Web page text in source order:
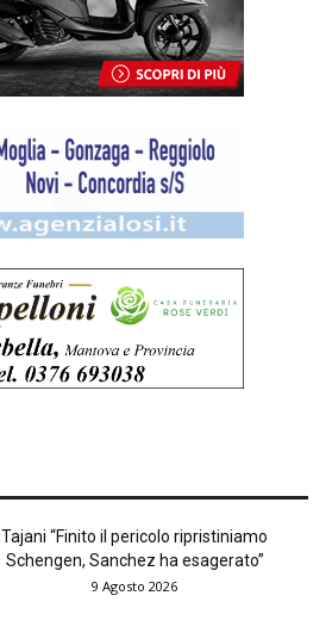
Tajani “Finito il pericolo ripristiniamo
Schengen, Sanchez ha esagerato”
9 Agosto 2026